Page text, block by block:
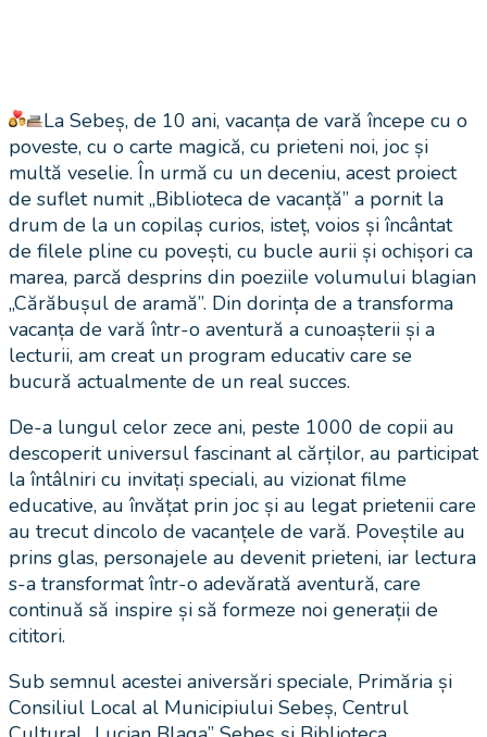
La Sebeș, de 10 ani, vacanța de vară începe cu o
poveste, cu o carte magică, cu prieteni noi, joc și
multă veselie. În urmă cu un deceniu, acest proiect
de suflet numit „Biblioteca de vacanță” a pornit la
drum de la un copilaș curios, isteț, voios și încântat
de filele pline cu povești, cu bucle aurii și ochișori ca
marea, parcă desprins din poeziile volumului blagian
„Cărăbușul de aramă”. Din dorința de a transforma
vacanța de vară într-o aventură a cunoașterii și a
lecturii, am creat un program educativ care se
bucură actualmente de un real succes.
De-a lungul celor zece ani, peste 1000 de copii au
descoperit universul fascinant al cărților, au participat
la întâlniri cu invitați speciali, au vizionat filme
educative, au învățat prin joc și au legat prietenii care
au trecut dincolo de vacanțele de vară. Poveștile au
prins glas, personajele au devenit prieteni, iar lectura
s-a transformat într-o adevărată aventură, care
continuă să inspire și să formeze noi generații de
cititori.
Sub semnul acestei aniversări speciale, Primăria și
Consiliul Local al Municipiului Sebeș, Centrul